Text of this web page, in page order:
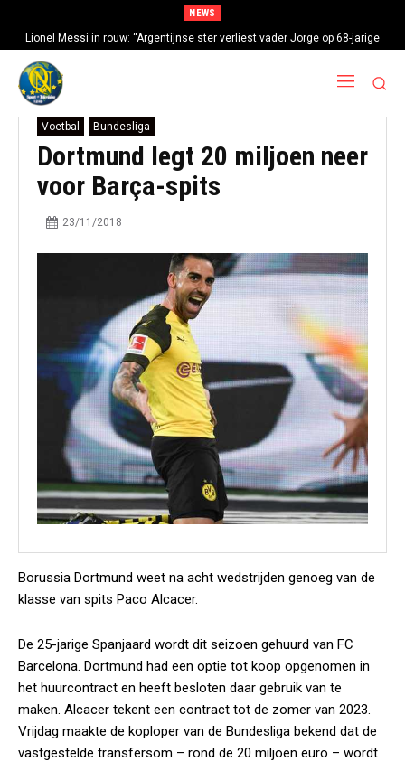
NEWS
Lionel Messi in rouw: “Argentijnse ster verliest vader Jorge op 68-jarige
leeftijd na gezondheidsproblemen”
Voetbal Bundesliga
Dortmund legt 20 miljoen neer
voor Barça-spits
23/11/2018
Borussia Dortmund weet na acht wedstrijden genoeg van de
klasse van spits Paco Alcacer.
De 25-jarige Spanjaard wordt dit seizoen gehuurd van FC
Barcelona. Dortmund had een optie tot koop opgenomen in
het huurcontract en heeft besloten daar gebruik van te
maken. Alcacer tekent een contract tot de zomer van 2023.
Vrijdag maakte de koploper van de Bundesliga bekend dat de
vastgestelde transfersom – rond de 20 miljoen euro – wordt